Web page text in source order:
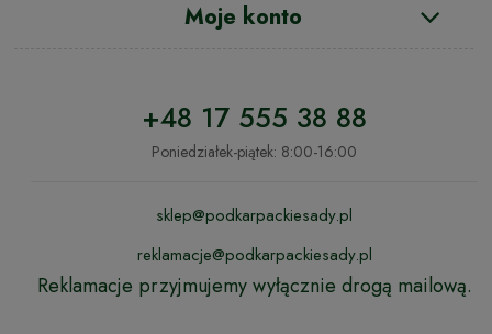
Moje konto
+48 17 555 38 88
Poniedziałek-piątek: 8:00-16:00
sklep@podkarpackiesady.pl
reklamacje@podkarpackiesady.pl
Reklamacje przyjmujemy wyłącznie drogą mailową.